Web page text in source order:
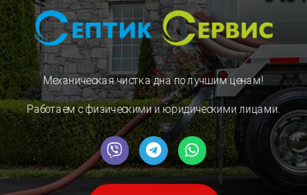
Механическая чистка днапо лучшим ценам!
Работаем с физическими и юридическими лицами.